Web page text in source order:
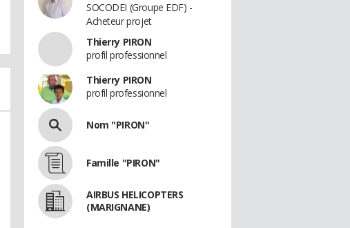
SOCODEI (Groupe EDF) -
Acheteur projet
Thierry PIRON
profil professionnel
Thierry PIRON
profil professionnel
Nom "PIRON"
Famille "PIRON"
AIRBUS HELICOPTERS
(MARIGNANE)